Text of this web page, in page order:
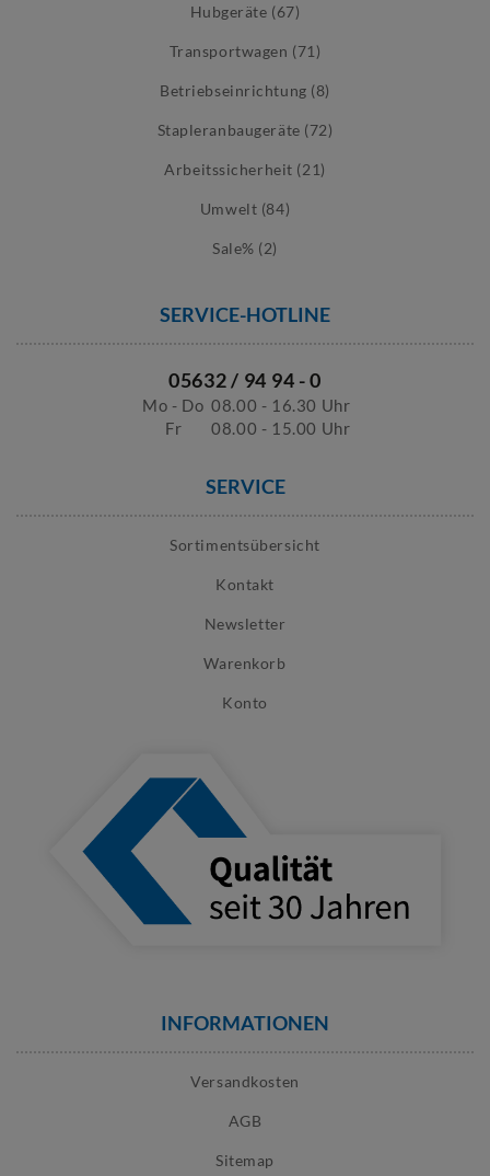
Hubgeräte (67)
Transportwagen (71)
Betriebseinrichtung (8)
Stapleranbaugeräte (72)
Arbeitssicherheit (21)
Umwelt (84)
Sale% (2)
SERVICE-HOTLINE
05632 / 94 94 - 0
Mo - Do 08.00 - 16.30 Uhr
Fr
08.00 - 15.00 Uhr
SERVICE
Sortimentsübersicht
Kontakt
Newsletter
Warenkorb
Konto
INFORMATIONEN
Versandkosten
AGB
Sitemap